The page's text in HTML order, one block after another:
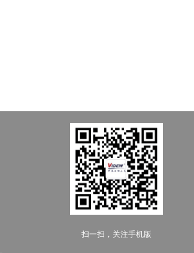
扫一扫，关注手机版